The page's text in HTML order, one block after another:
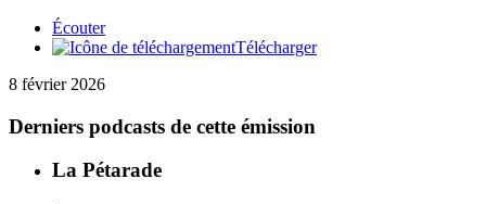
Écouter
Télécharger
8 février 2026
Derniers podcasts de cette émission
La Pétarade